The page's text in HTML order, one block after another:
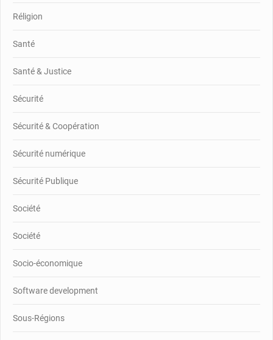
Réligion
Santé
Santé & Justice
Sécurité
Sécurité & Coopération
Sécurité numérique
Sécurité Publique
Société
Société
Socio-économique
Software development
Sous-Régions